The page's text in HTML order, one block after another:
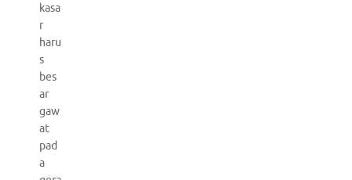
kasa
r
haru
s
bes
ar
gaw
at
pad
a